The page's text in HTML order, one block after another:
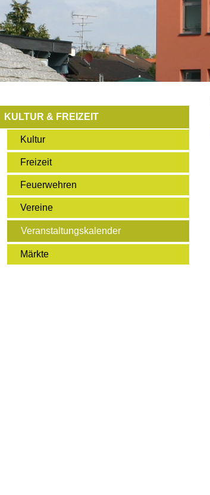
KULTUR & FREIZEIT
Kultur
Freizeit
Feuerwehren
Vereine
Veranstaltungskalender
Märkte